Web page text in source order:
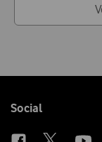
Follow
Social